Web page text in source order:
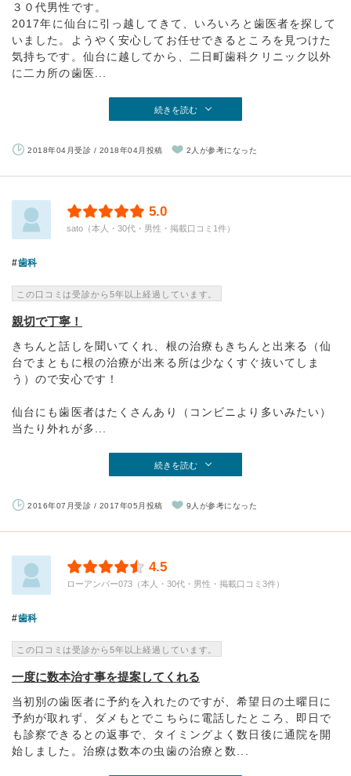
３０代男性です。
2017年に仙台に引っ越してきて、いろいろと歯医者を探して
いました。ようやく安心してお任せできるところを見つけた
気持ちです。仙台に越してから、二日町歯科クリニック以外
に二カ所の歯医...
続きを読む
2018年04月受診 / 2018年04月投稿 2人が参考になった
5.0
sato（本人・30代・男性・掲載口コミ1件）
歯科
この口コミは受診から5年以上経過しています。
親切で丁寧！
きちんと話しを聞いてくれ、根の治療もきちんと出来る（仙
台でまともに根の治療が出来る所は少なくすぐ抜いてしま
う）ので安心です！
仙台にも歯医者はたくさんあり（コンビニより多いみたい）
当たり外れが多...
続きを読む
2016年07月受診 / 2017年05月投稿 9人が参考になった
4.5
ローアンバー073（本人・30代・男性・掲載口コミ3件）
歯科
この口コミは受診から5年以上経過しています。
一度に数本治す事を提案してくれる
当初別の歯医者に予約を入れたのですが、希望日の土曜日に
予約が取れず、ダメもとでこちらに電話したところ、即日で
も診察できるとの返事で、タイミングよく数日後に通院を開
始しました。治療は数本の虫歯の治療と数...